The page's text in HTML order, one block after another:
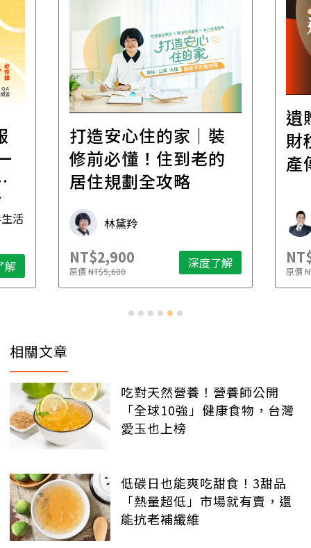
活
解
打造安心住的家｜裝
修前必懂！住到老的
居住規劃全攻略
林黛羚
NT$2,900
原價NT$5,600 深度了解
遺
財
產
原價
相關文章
吃對天然營養！營養師公開
「全球10強」健康食物，台灣
愛玉也上榜
低碳日也能爽吃甜食！3甜品
「熱量超低」市場就有賣，還
能抗老補纖維